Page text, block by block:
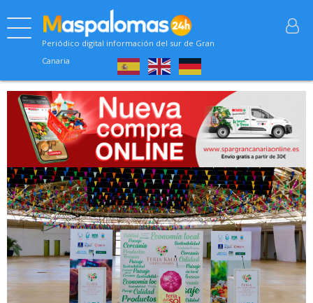
Periódico digital información del sur de Gran
Canaria